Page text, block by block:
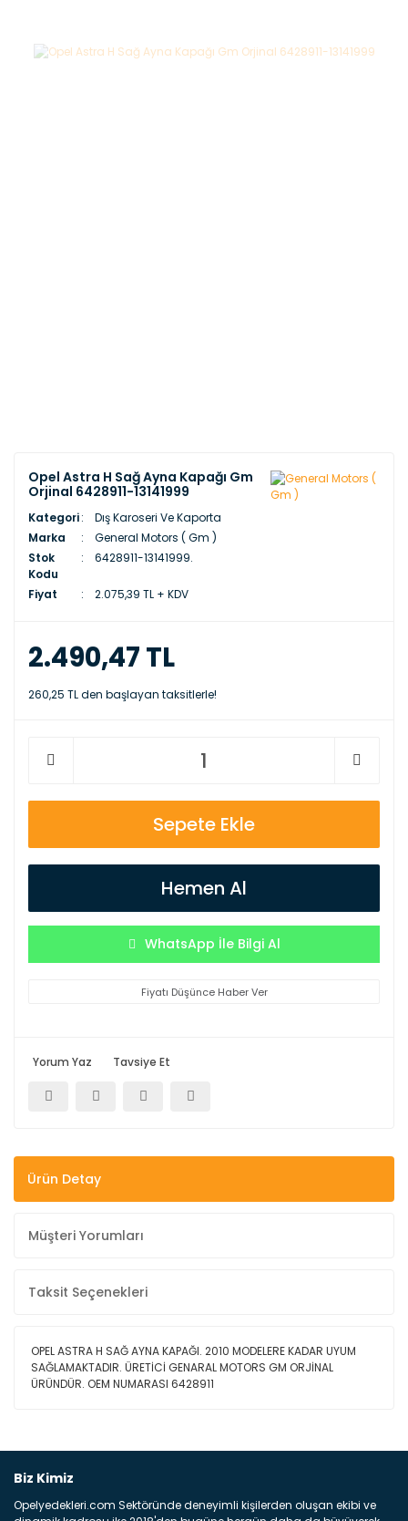
Opel Astra H Sağ Ayna Kapağı Gm
Orjinal 6428911-13141999
Kategori
Dış Karoseri Ve Kaporta
Marka
General Motors ( Gm )
Stok
Kodu
6428911-13141999.
Fiyat 2.075,39 TL + KDV
2.490,47 TL
260,25 TL den başlayan taksitlerle!
Sepete Ekle
Hemen Al
WhatsApp İle Bilgi Al
Fiyatı Düşünce Haber Ver
Yorum Yaz Tavsiye Et
Ürün Detay
Müşteri Yorumları
Taksit Seçenekleri
OPEL ASTRA H SAĞ AYNA KAPAĞI. 2010 MODELERE KADAR UYUM
SAĞLAMAKTADIR. ÜRETİCİ GENARAL MOTORS GM ORJİNAL
ÜRÜNDÜR. OEM NUMARASI 6428911
Yorum Yaz
Biz Kimiz
Opelyedekleri.com Sektöründe deneyimli kişilerden oluşan ekibi ve